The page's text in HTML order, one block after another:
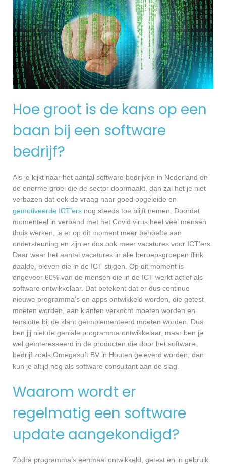
Hoe groot is de kans op een
baan bij een software
bedrijf?
Als je kijkt naar het aantal software bedrijven in Nederland en
de enorme groei die de sector doormaakt, dan zal het je niet
verbazen dat ook de vraag naar goed opgeleide en
gemotiveerde ICT’ers nog steeds toe blijft nemen. Doordat
momenteel in verband met het Covid virus heel veel mensen
thuis werken, is er op dit moment meer behoefte aan
ondersteuning en zijn er dus ook meer vacatures voor ICT’ers.
Daar waar het aantal vacatures in alle beroepsgroepen flink
daalde, bleven die in de ICT stijgen. Op dit moment is
ongeveer 60% van de mensen die in de ICT werkt actief als
software ontwikkelaar. Dat betekent dat er dus continue
nieuwe programma’s en apps ontwikkeld worden, die getest
moeten worden, aan klanten verkocht moeten worden en
tenslotte bij de klant geïmplementeerd moeten worden. Dus
ben jij niet de geniale programma ontwikkelaar, maar ben je
wel geïnteresseerd in de producten die door het software
bedrijf zoals Omegasoft BV in Houten geleverd worden, dan
kun je altijd nog als software consultant aan de slag.
Waarom wordt er
regelmatig een software
update aangekondigd?
Zodra programma’s eenmaal ontwikkeld, getest en in gebruik